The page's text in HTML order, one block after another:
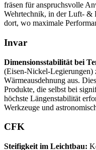
fräsen für anspruchsvolle
Wehrtechnik, in der Luft- &
dort, wo maximale
Invar
Dimensionsstabilität bei
(Eisen-Nickel-Legierungen)
Wärmeausdehnung aus.
Produkte, die selbst bei
höchste Längenstabilität
Werkzeuge und
CFK
Steifigkeit im Leichtbau: